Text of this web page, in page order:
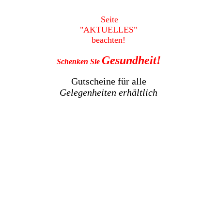
Seite
"AKTUELLES"
beachten!
Schenken Sie Gesundheit!
Gutscheine für alle
Gelegenheiten erhältlich